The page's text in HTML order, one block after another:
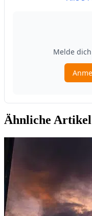
Ähnliche Artikel